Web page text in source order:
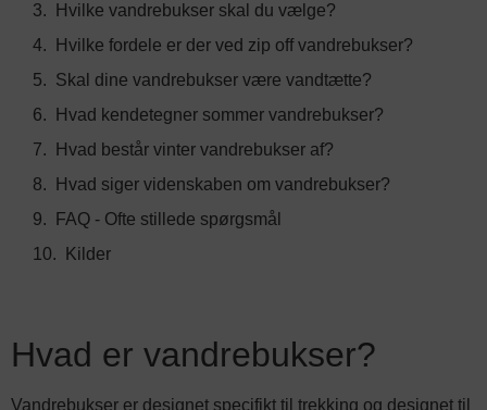
Hvilke vandrebukser skal du vælge?
Hvilke fordele er der ved zip off vandrebukser?
Skal dine vandrebukser være vandtætte?
Hvad kendetegner sommer vandrebukser?
Hvad består vinter vandrebukser af?
Hvad siger videnskaben om vandrebukser?
FAQ - Ofte stillede spørgsmål
Kilder
Hvad er vandrebukser?
Vandrebukser er designet specifikt til trekking og designet til